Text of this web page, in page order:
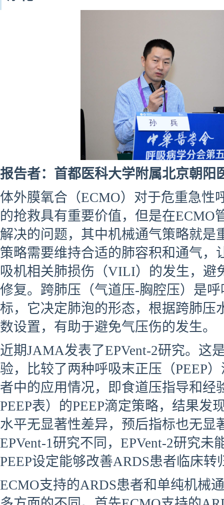
报告者：首都医科大学附属北京朝阳
体外膜氧合（ECMO）对于危重急性
的抢救具有重要价值，但是在ECMO
解决的问题，其中机械通气策略就是
策略需要维持合适的肺容积和通气，
吸机相关肺损伤（VILI）的发生，避
修复。跨肺压（气道压-胸腔压）是
标，它决定肺泡的形态，根据跨肺压
数设置，有助于避免气压伤的发生。
近期JAMA发表了EPVent-2研究。这
验，比较了两种呼吸末正压（PEEP
者中的应用情况，即食道压指导和经
PEEP表）的PEEP滴定策略，结果发
水平无显著性差异，预后指标也无显
EPVent-1研究不同，EPVent-2研究未
PEEP设定能够改善ARDS患者临床转
ECMO支持的ARDS患者和单纯机械